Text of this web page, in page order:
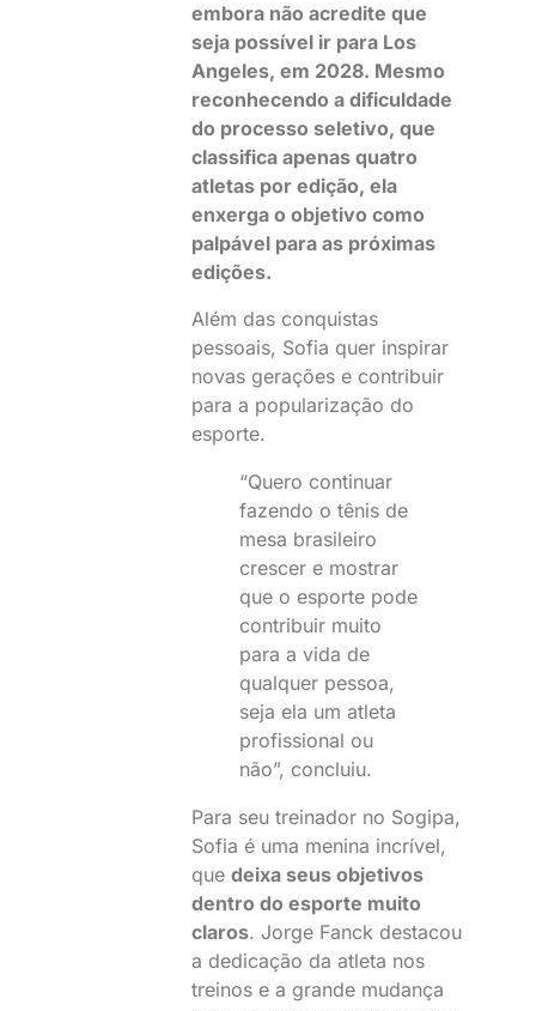
embora não acredite que
seja possível ir para Los
Angeles, em 2028. Mesmo
reconhecendo a dificuldade
do processo seletivo, que
classifica apenas quatro
atletas por edição, ela
enxerga o objetivo como
palpável para as próximas
edições.
Além das conquistas
pessoais, Sofia quer inspirar
novas gerações e contribuir
para a popularização do
esporte.
“Quero continuar
fazendo o tênis de
mesa brasileiro
crescer e mostrar
que o esporte pode
contribuir muito
para a vida de
qualquer pessoa,
seja ela um atleta
profissional ou
não”, concluiu.
Para seu treinador no Sogipa,
Sofia é uma menina incrível,
que deixa seus objetivos
dentro do esporte muito
claros. Jorge Fanck destacou
a dedicação da atleta nos
treinos e a grande mudança